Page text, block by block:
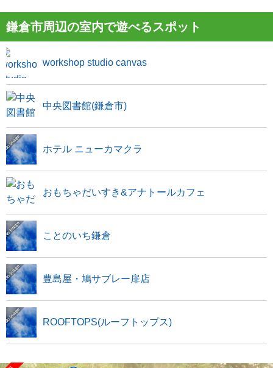
鎌倉市周辺の室内で遊べるスポット
workshop studio canvas
中央図書館(鎌倉市)
ホテル ニューカマクラ
おもちゃだいすき&アナトールカフェ
ことのいち鎌倉
豊島屋・鳩サブレー扉店
ROOFTOPS(ルーフトップス)